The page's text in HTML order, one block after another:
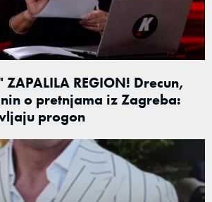
REGION! Drecun,
o pretnjama iz Zagreba:
progon